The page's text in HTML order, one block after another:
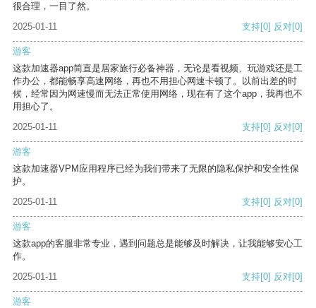
很合理，一目了然。
2025-01-11
支持[0] 反对[0]
游客
这款加速器app简直是居家旅行必备神器，无论是看视频、玩游戏还是工
作办公，都能畅享高速网络，再也不用担心网速卡顿了。以前出差的时
候，经常因为网速慢而无法正常使用网络，现在有了这个app，我再也不
用担心了。
2025-01-11
支持[0] 反对[0]
游客
这款加速器VPM应用程序已经为我们带来了无限的隐私保护和安全性保
护。
2025-01-11
支持[0] 反对[0]
游客
这款app的客服非常专业，遇到问题总是能够及时解决，让我能够安心工
作。
2025-01-11
支持[0] 反对[0]
游客